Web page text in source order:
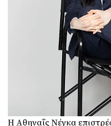
Η Αθηναΐς Νέγκα